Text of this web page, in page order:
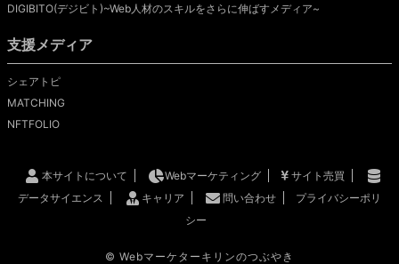
DIGIBITO(デジビト)~Web人材のスキルをさらに伸ばすメディア~
支援メディア
シェアトピ
MATCHING
NFTFOLIO
本サイトについて Webマーケティング
サイト売買
データサイエンス
キャリア 問い合わせ
プライバシーポリ
シー
© Webマーケターキリンのつぶやき